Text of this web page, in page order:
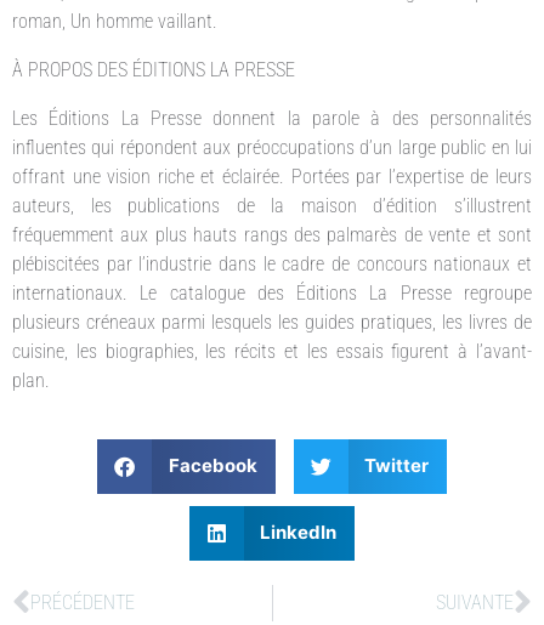
roman, Un homme vaillant.
À PROPOS DES ÉDITIONS LA PRESSE
Les Éditions La Presse donnent la parole à des personnalités
influentes qui répondent aux préoccupations d’un large public en lui
offrant une vision riche et éclairée. Portées par l’expertise de leurs
auteurs, les publications de la maison d’édition s’illustrent
fréquemment aux plus hauts rangs des palmarès de vente et sont
plébiscitées par l’industrie dans le cadre de concours nationaux et
internationaux. Le catalogue des Éditions La Presse regroupe
plusieurs créneaux parmi lesquels les guides pratiques, les livres de
cuisine, les biographies, les récits et les essais figurent à l’avant-
plan.
Facebook Twitter
LinkedIn
PRÉCÉDENTE SUIVANTE